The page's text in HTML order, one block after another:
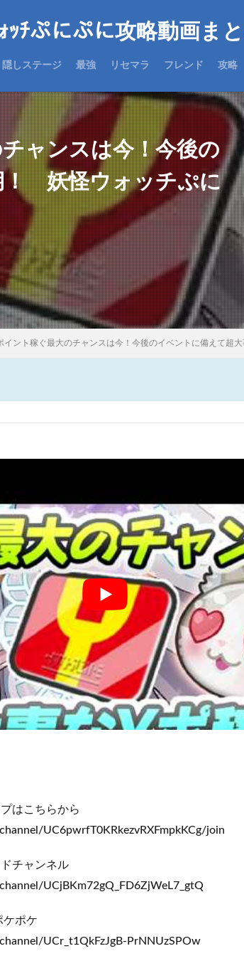
ｯﾁぷにぷに攻略動画ま
隠しステージ 最強 リセマラ フレンド 攻略
ャンスは今！今後の
！ 妖怪ウォッチぷに
イント稼ぐ最大のチャンスは今！今後のイベントに備えて
はこちらから
UC6pwrfT0KRkezvRXFmpkKCg/join
チャンネル
UCjBKm72gQ_FD6ZjWeL7_gtQ
ケポケ
UCr_t1QkFzJgB-PrNNUzSPOw